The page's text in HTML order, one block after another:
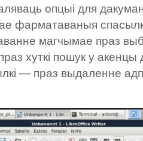
опцыі для
фарматаваныя
магчымае праз
хуткі пошук у
— праз выдаленне